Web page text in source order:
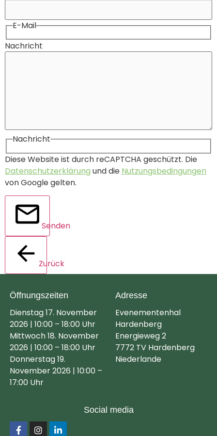
E-Mail
Nachricht
Nachricht
Diese Website ist durch reCAPTCHA geschützt. Die
Datenschutzerklärung und die Nutzungsbedingungen
von Google gelten.
Senden
Zurück
Öffnungszeiten
Dienstag 17. November
2026 | 10:00 – 18:00 Uhr
Mittwoch 18. November
2026 | 10:00 – 18:00 Uhr
Donnerstag 19.
November 2026 | 10:00 –
17:00 Uhr
Adresse
Evenementenhal
Hardenberg
Energieweg 2
7772 TV Hardenberg
Niederlande
Social media